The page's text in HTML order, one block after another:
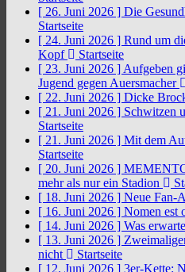
[ 26. Juni 2026 ] Die
Startseite
[ 24. Juni 2026 ] Rund um
Kopf
Startseite
[ 23. Juni 2026 ] Aufgeben
Jugend gegen Auersmacher
[ 22. Juni 2026 ] Dicke
[ 21. Juni 2026 ] Schwitzen
Startseite
[ 21. Juni 2026 ] Mit dem
Startseite
[ 20. Juni 2026 ]
mehr als nur ein Stadion
[ 18. Juni 2026 ] Neue Fan-
[ 16. Juni 2026 ] Nomen est
[ 14. Juni 2026 ] Was
[ 13. Juni 2026 ]
nicht
Startseite
[ 12. Juni 2026 ] 3er-Kette: